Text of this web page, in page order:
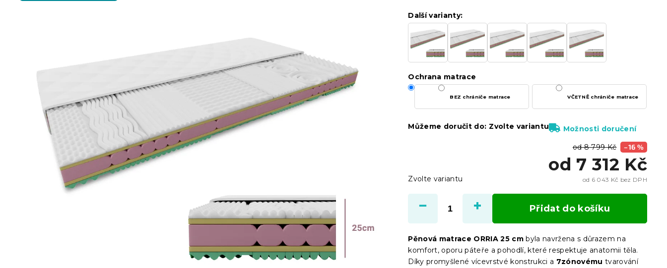
od 8 799 Kč –16 %
od 7 312 Kč
od 6 043 Kč bez DPH
cena:
Zvolte variantu
Další varianty:
Ochrana matrace
BEZ chrániče matrace VČETNĚ chrániče matrace
Můžeme doručit do: Zvolte variantu Možnosti doručení
Přidat do košíku
Pěnová matrace ORRIA 25 cm byla navržena s důrazem na
komfort, oporu páteře a pohodlí, které respektuje anatomii těla.
Díky promyšlené vícevrstvé konstrukci a 7zónovému tvarování